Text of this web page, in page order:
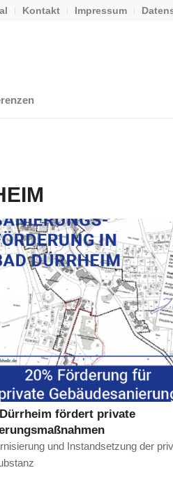
Kontakt Impressum
fördert private
und Instandsetzung der